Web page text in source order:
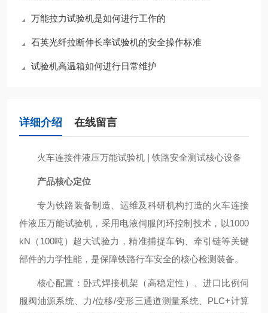
万能拉力试验机是如何进行工作的
石英光纤拉断伸长率试验机的安全操作标准
试验机高温箱如何进行日常维护
详细介绍 在线留言
火车连接件液压万能试验机 | 铁路安全测试核心设备
产品核心定位
专为铁路装备制造、运维及科研机构打造的火车连接
件液压万能试验机，采用电液伺服闭环控制技术，以1000
kN（100吨）超大试验力，精准捕捉车钩、牵引链等关键
部件的力学性能，是保障铁路行车安全的核心检测装备。
核心配置：卧式焊接机架（高稳定性）、进口比例伺
服阀油源系统、力/位移/变形三通道测量系统、PLC+计算